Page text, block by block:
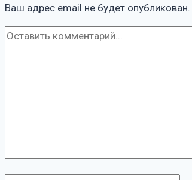
Ваш адрес email не будет опубликован.